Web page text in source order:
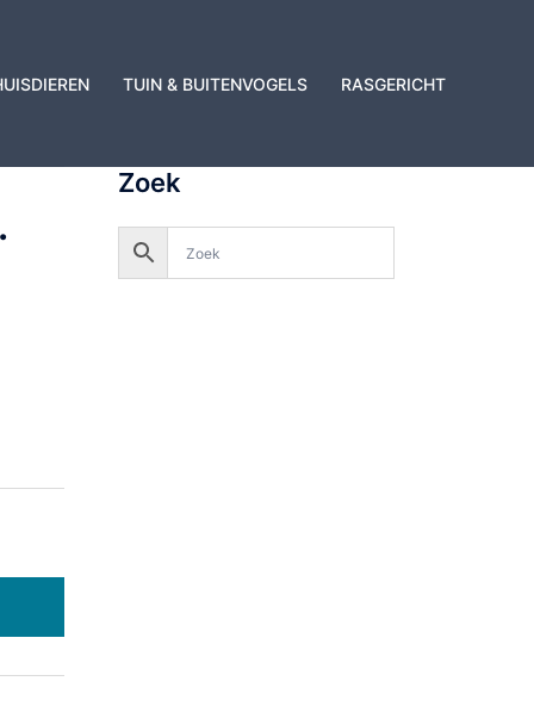
TUIN & BUITENVOGELS RASGERICHT
Zoek